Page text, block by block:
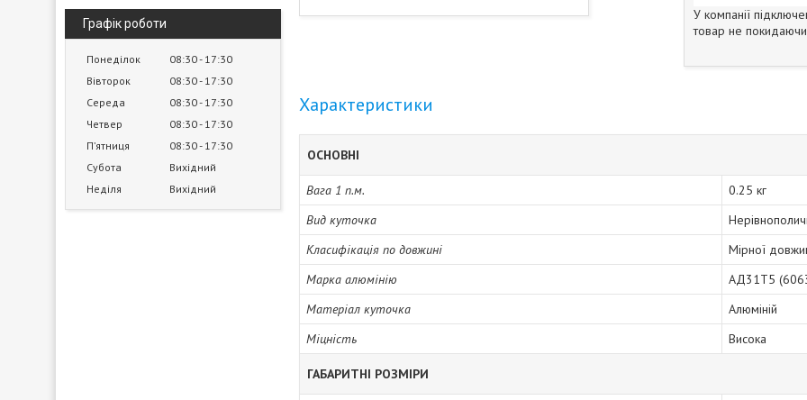
Графік роботи
Понеділок 08:30 17:30
Вівторок
08:30 17:30
Середа
08:30 17:30
Четвер
08:30 17:30
Пʼятниця
08:30 17:30
Субота
Вихідний
Неділя
Вихідний
У компанії
товар не покидаючи
Характеристики
ОСНОВНІ
Вага 1 п.м.
0.25 кг
Вид куточка
Класифікація по довжині
Мірної
Марка алюмінію
АД31Т5
Матеріал куточка
Алюміній
Міцність
Висока
ГАБАРИТНІ РОЗМІРИ